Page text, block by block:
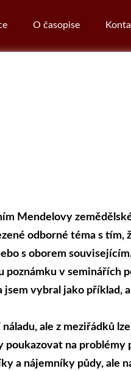
O časopise
Mendelovy
odborné téma s tím,
s oborem
v seminářích
vybral jako příklad,
ale z meziřádků
na
a nájemníky půdy, ale